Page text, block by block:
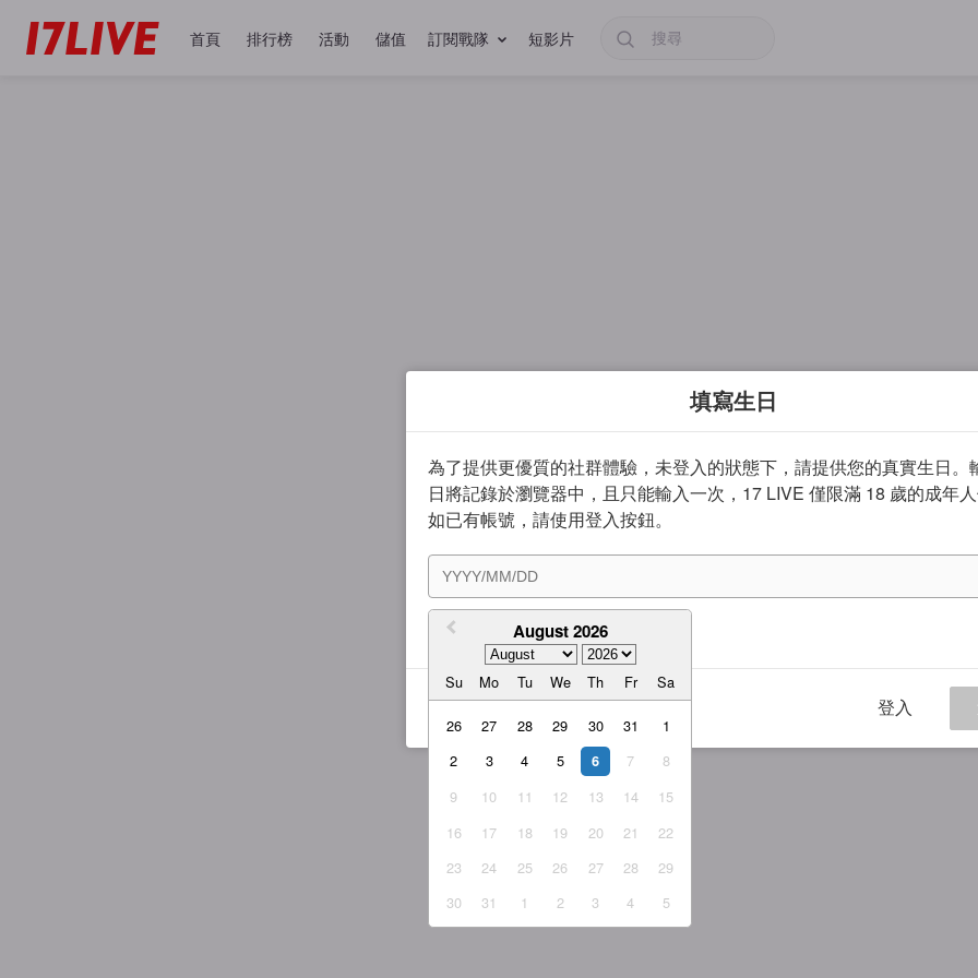
首頁 排行榜 活動 儲值 訂閱戰隊 短影片
填寫生日
為了提供更優質的社群體驗，未登入的狀態下，請提供您的真實生日。
日將記錄於瀏覽器中，且只能輸入一次，17 LIVE 僅限滿 18 歲的成年人
如已有帳號，請使用登入按鈕。
August 2026
Su Mo Tu We Th Fr Sa
26 27 28 29 30 31
1
2
3 4 5 6 7
8
9
10 11 12 13 14
15
16
17 18 19 20 21
22
23
24 25 26 27 28
29
30
31 1 2 3 4 5
我同意 服務條款與隱私權政策
登入